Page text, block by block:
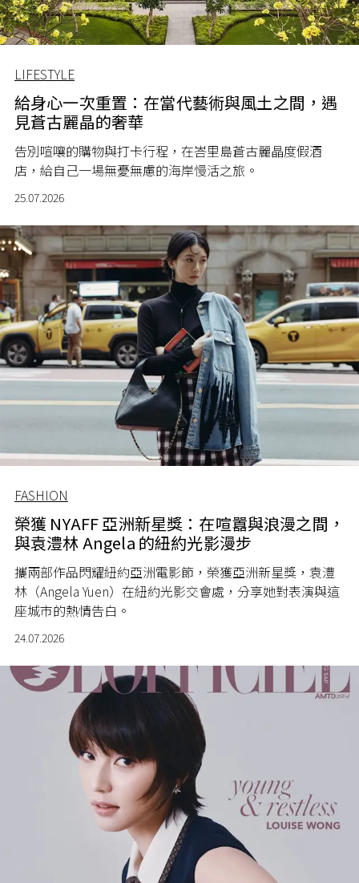
LIFESTYLE
給身心一次重置：在當代藝術與風土之間，遇
見蒼古麗晶的奢華
告別喧嚷的購物與打卡行程，在峇里島蒼古麗晶度假酒
店，給自己一場無憂無慮的海岸慢活之旅。
25.07.2026
FASHION
榮獲 NYAFF 亞洲新星獎：在喧囂與浪漫之間，
與袁澧林 Angela 的紐約光影漫步
攜兩部作品閃耀紐約亞洲電影節，榮獲亞洲新星獎，袁澧
林（Angela Yuen）在紐約光影交會處，分享她對表演與這
座城市的熱情告白。
24.07.2026